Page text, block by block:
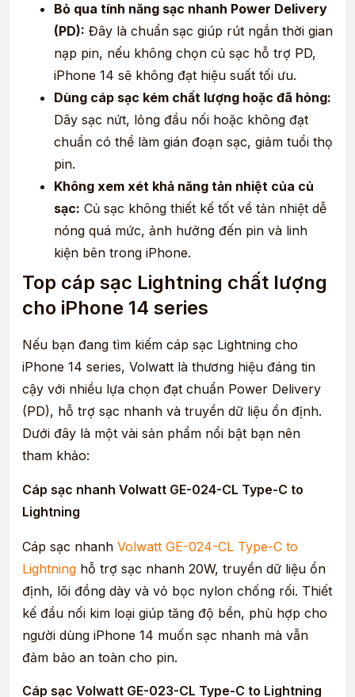
Bỏ qua tính năng sạc nhanh Power Delivery
(PD): Đây là chuẩn sạc giúp rút ngắn thời gian
nạp pin, nếu không chọn củ sạc hỗ trợ PD,
iPhone 14 sẽ không đạt hiệu suất tối ưu.
Dùng cáp sạc kém chất lượng hoặc đã hỏng:
Dây sạc nứt, lỏng đầu nối hoặc không đạt
chuẩn có thể làm gián đoạn sạc, giảm tuổi thọ
pin.
Không xem xét khả năng tản nhiệt của củ
sạc: Củ sạc không thiết kế tốt về tản nhiệt dễ
nóng quá mức, ảnh hưởng đến pin và linh
kiện bên trong iPhone.
Top cáp sạc Lightning chất lượng
cho iPhone 14 series
Nếu bạn đang tìm kiếm cáp sạc Lightning cho
iPhone 14 series, Volwatt là thương hiệu đáng tin
cậy với nhiều lựa chọn đạt chuẩn Power Delivery
(PD), hỗ trợ sạc nhanh và truyền dữ liệu ổn định.
Dưới đây là một vài sản phẩm nổi bật bạn nên
tham khảo:
Cáp sạc nhanh Volwatt GE-024-CL Type-C to
Lightning
Cáp sạc nhanh Volwatt GE-024-CL Type-C to
Lightning hỗ trợ sạc nhanh 20W, truyền dữ liệu ổn
định, lõi đồng dày và vỏ bọc nylon chống rối. Thiết
kế đầu nối kim loại giúp tăng độ bền, phù hợp cho
người dùng iPhone 14 muốn sạc nhanh mà vẫn
đảm bảo an toàn cho pin.
Cáp sạc Volwatt GE-023-CL Type-C to Lightning